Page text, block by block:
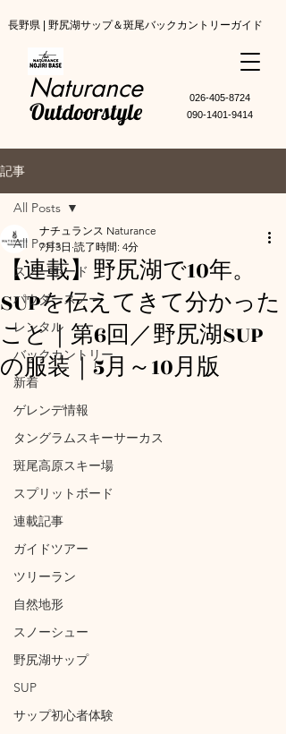
長野県 | 野尻湖サップ＆斑尾バックカントリーガイド
Naturance
Outdoorstyle
​026-405-8724
090-1401-9414
記事
All Posts
スノーボード
パウダースノー
レンタル
バックカントリー
新着
ゲレンデ情報
タングラムスキーサーカス
斑尾高原スキー場
スプリットボード
連載記事
ガイドツアー
ツリーラン
自然地形
スノーシュー
野尻湖サップ
SUP
サップ初心者体験
All Posts
【連載】野尻湖で10年。
SUPを伝えてきて分かった
こと｜第6回／野尻湖SUP
の服装｜5月～10月版
ナチュランス Naturance
7月3日 読了時間: 4分